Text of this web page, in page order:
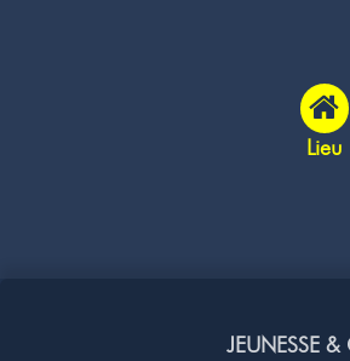
Lieu
JEUNESSE &